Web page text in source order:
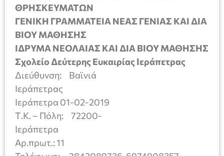
ΘΡΗΣΚΕΥΜΑΤΩΝ
ΓΕΝΙΚΗ ΓΡΑΜΜΑΤΕΙΑ ΝΕΑΣ ΓΕΝΙΑΣ ΚΑΙ ΔΙΑ
ΒΙΟΥ ΜΑΘΗΣΗΣ
ΙΔΡΥΜΑ ΝΕΟΛΑΙΑΣ ΚΑΙ ΔΙΑ ΒΙΟΥ ΜΑΘΗΣΗΣ
Σχολείο Δεύτερης Ευκαιρίας Ιεράπετρας
Διεύθυνση: Βαϊνιά
Ιεράπετρας
Ιεράπετρα 01-02-2019
Τ.Κ. – Πόλη: 72200-
Ιεράπετρα
Αρ.πρωτ.: 11